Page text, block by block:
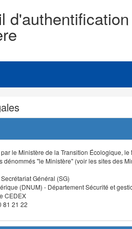
d'authentification
le Ministère de la Transition Écologique,
dénommés "le Ministère" (voir les sites des
Général (SG)
(DNUM) - Département Sécurité et
CEDEX
81 21 22